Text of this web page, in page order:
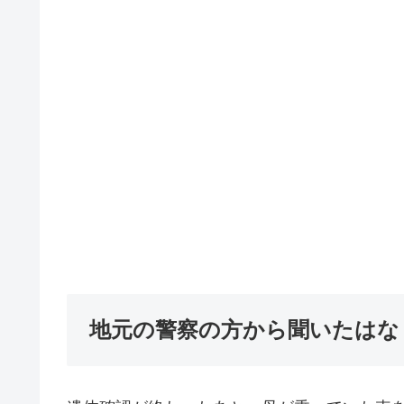
地元の警察の方から聞いたは